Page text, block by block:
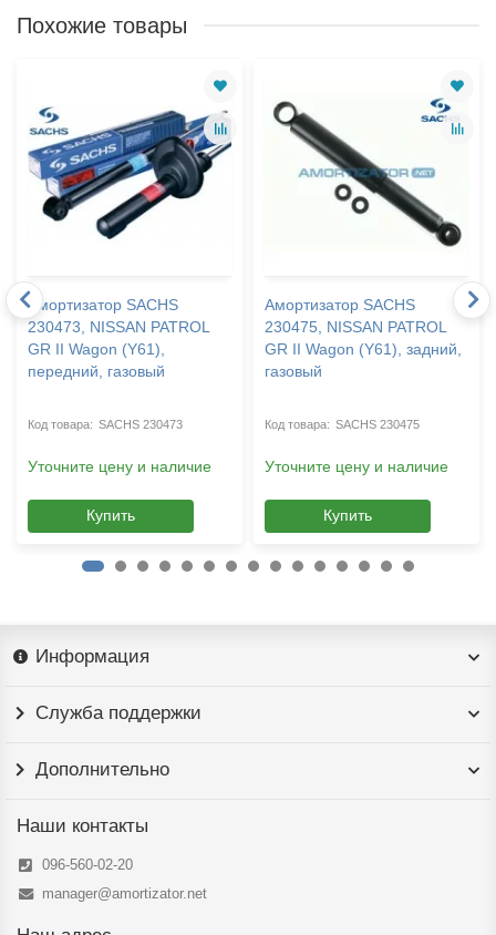
Похожие товары
Амортизатор SACHS
230473, NISSAN PATROL
GR II Wagon (Y61),
передний, газовый
SACHS 230473
Уточните цену и наличие
Купить
Амортизатор SACHS
230475, NISSAN PATROL
GR II Wagon (Y61), задний,
газовый
SACHS 230475
Уточните цену и наличие
Купить
Информация
Служба поддержки
Дополнительно
Наши контакты
096-560-02-20
manager@amortizator.net